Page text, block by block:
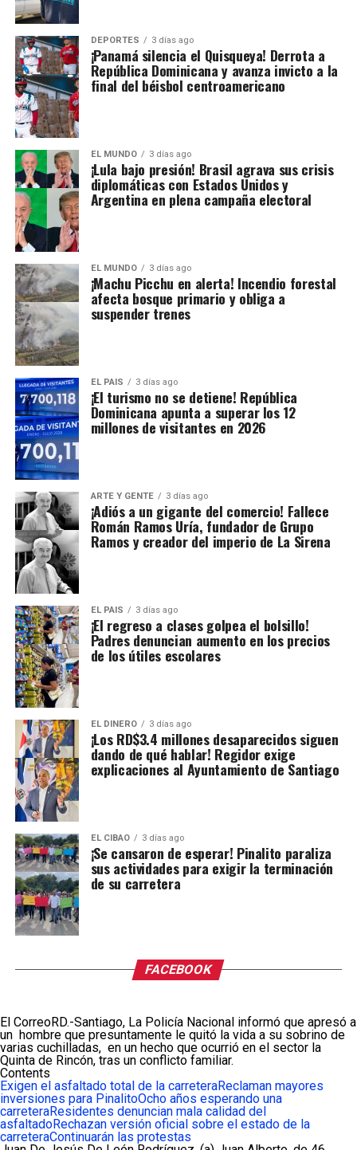
DEPORTES 3 días ago
¡Panamá silencia el Quisqueya! Derrota a
República Dominicana y avanza invicto a la
final del béisbol centroamericano
EL MUNDO 3 días ago
¡Lula bajo presión! Brasil agrava sus crisis
diplomáticas con Estados Unidos y
Argentina en plena campaña electoral
EL MUNDO 3 días ago
¡Machu Picchu en alerta! Incendio forestal
afecta bosque primario y obliga a
suspender trenes
EL PAIS 3 días ago
¡El turismo no se detiene! República
Dominicana apunta a superar los 12
millones de visitantes en 2026
ARTE Y GENTE 3 días ago
¡Adiós a un gigante del comercio! Fallece
Román Ramos Uría, fundador de Grupo
Ramos y creador del imperio de La Sirena
EL PAIS 3 días ago
¡El regreso a clases golpea el bolsillo!
Padres denuncian aumento en los precios
de los útiles escolares
EL DINERO 3 días ago
¡Los RD$3.4 millones desaparecidos siguen
dando de qué hablar! Regidor exige
explicaciones al Ayuntamiento de Santiago
EL CIBAO 3 días ago
¡Se cansaron de esperar! Pinalito paraliza
sus actividades para exigir la terminación
de su carretera
FACEBOOK
El CorreoRD.-Santiago, La Policía Nacional informó que apresó a
un hombre que presuntamente le quitó la vida a su sobrino de
varias cuchilladas, en un hecho que ocurrió en el sector la
Quinta de Rincón, tras un conflicto familiar.
Contents
Exigen el asfaltado total de la carreteraReclaman mayores
inversiones para PinalitoOcho años esperando una
carreteraResidentes denuncian mala calidad del
asfaltadoRechazan versión oficial sobre el estado de la
carreteraContinuarán las protestas